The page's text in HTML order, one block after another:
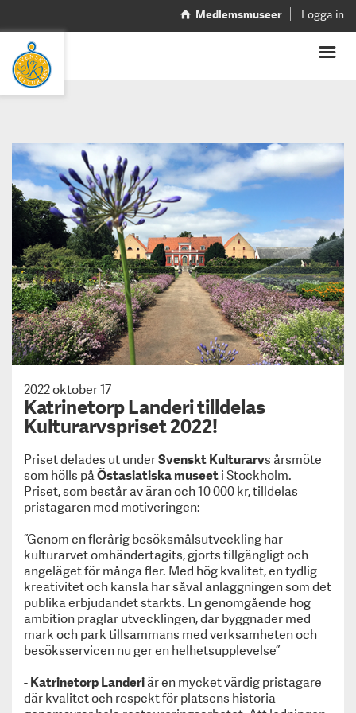
Medlemsmuseer Logga in
Start
Press
Sofiero Slott & Slottsträdgård tilldelas
Kulturarvspriset 2025!
Nordiska museet tilldelas Kulturarvspriset 2024!
Kulturarvspriset 2023 tilldelas Rackstadmuseet!
Katrinetorp Landeri tilldelas Kulturarvspriset
2022!
Grenna museum tilldelas Kulturarvspriset 2021
Livrustkammaren tilldelas Kulturarvspriset 2020!
Sörmlands museum får Kulturarvspriset 2019!
Svenskt Kulturarvs årliga pris – Kulturarvspriset
har tilldelats Alexandra von Schwerin, Skarhult
Slott.
Museiföreningen Svenskt Kulturarvs årliga pris –
Kulturarvspriset har tilldelats Hallwylska museet.
Roligare historielektioner - med nya KulTur-spelet
Kulturarvspris till Mimmi Mannheimer och Kalmar
slott
Om oss
För medlemsmuseer
Information till medlemmar
Medlemskap
Kulturarvspriset
Kurs & Konferens
Trycksaker
Jobbtorg & Vandringsutställningar
KULT
Integritetspolicy
2022 oktober 17
Katrinetorp Landeri tilldelas
Kulturarvspriset 2022!
Priset delades ut underSvenskt Kulturarvs årsmöte
som hölls påÖstasiatiska museeti Stockholm.
Priset, som består av äran och 10 000 kr, tilldelas
pristagaren med motiveringen:
”Genom en flerårig besöksmålsutveckling har
kulturarvet omhändertagits, gjorts tillgängligt och
angeläget för många fler. Med hög kvalitet, en tydlig
kreativitet och känsla har såväl anläggningen som det
publika erbjudandet stärkts. En genomgående hög
ambition präglar utvecklingen, där byggnader med
mark och park tillsammans med verksamheten och
besöksservicen nu ger en helhetsupplevelse”
-Katrinetorp Landeriär en mycket värdig pristagare
där kvalitet och respekt för platsens historia